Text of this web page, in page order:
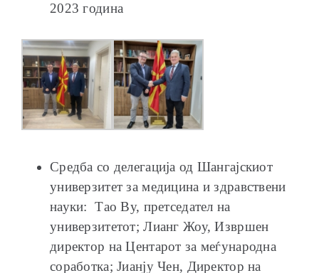
2023 година
Средба со делегација од Шангајскиот
универзитет за медицина и здравствени
науки: Тао Ву, претседател на
универзитетот; Лианг Жоу, Извршен
директор на Центарот за меѓународна
соработка; Јианју Чен, Директор на